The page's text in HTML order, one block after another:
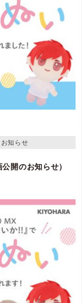
お知らせ
開のお知らせ）